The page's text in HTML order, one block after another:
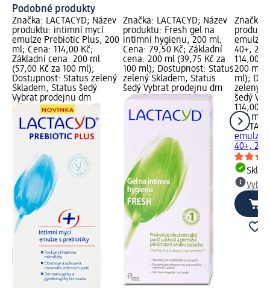
Podobné produkty
Značka: LACTACYD; Název
produktu: intimní mycí
emulze Prebiotic Plus, 200
ml; Cena: 114,00 Kč;
Základní cena: 200 ml
(57,00 Kč za 100 ml);
Dostupnost: Status zelený
Skladem, Status šedý
Vybrat prodejnu dm
Značka: LACTACYD; Název
produktu: Fresh gel na
intimní hygienu, 200 ml;
Cena: 79,50 Kč; Základní
cena: 200 ml (39,75 Kč za
100 ml); Dostupnost: Status
zelený Skladem, Status
šedý Vybrat prodejnu dm
Značka:
emulze
40+,
114,00
200 ml
ml);
zelený
šedý
114,00
200 ml
emulze
40+,